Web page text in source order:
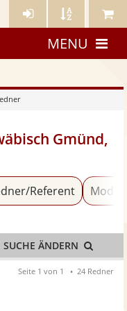
Künstler- Künstler Meine
MENU
Gmünd,
Referent
SUCHE ÄNDERN
Seite 1 von 1 24 Redner